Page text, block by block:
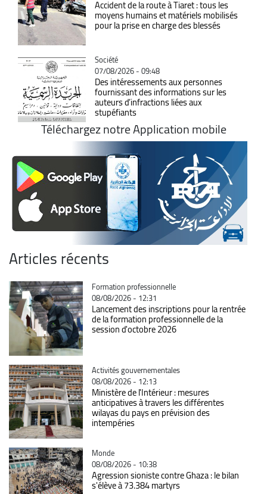
Accident de la route à Tiaret : tous les
moyens humains et matériels mobilisés
pour la prise en charge des blessés
Catégorie
Société
07/08/2026 - 09:48
Des intéressements aux personnes
fournissant des informations sur les
auteurs d’infractions liées aux
stupéfiants
Téléchargez notre Application mobile
Articles récents
Catégorie
Formation professionnelle
08/08/2026 - 12:31
Lancement des inscriptions pour la rentrée
de la formation professionnelle de la
session d'octobre 2026
Catégorie
Activités gouvernementales
08/08/2026 - 12:13
Ministère de l'Intérieur : mesures
anticipatives à travers les différentes
wilayas du pays en prévision des
intempéries
Catégorie
Monde
08/08/2026 - 10:38
Agression sioniste contre Ghaza : le bilan
s'élève à 73.384 martyrs